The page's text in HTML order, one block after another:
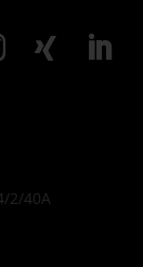
2/40A